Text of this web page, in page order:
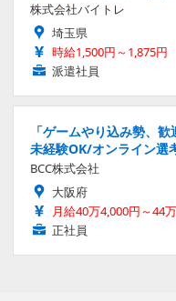
株式会社バイトレ
埼玉県
時給1,500円～1,875円
派遣社員
「ゲームやり込み勢、
未経験OK/オンライン選
BCC株式会社
大阪府
月給40万4,000円～44
正社員